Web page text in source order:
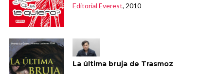
Editorial Everest, 2010
La última bruja de Trasmoz